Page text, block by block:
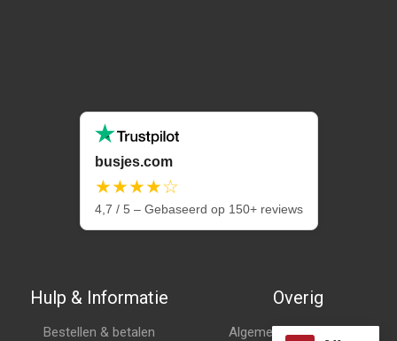
busjes.com
★★★★☆
4,7 / 5 – Gebaseerd op 150+ reviews
Hulp & Informatie
Bestellen & betalen
Overig
Algemene voorwaarden